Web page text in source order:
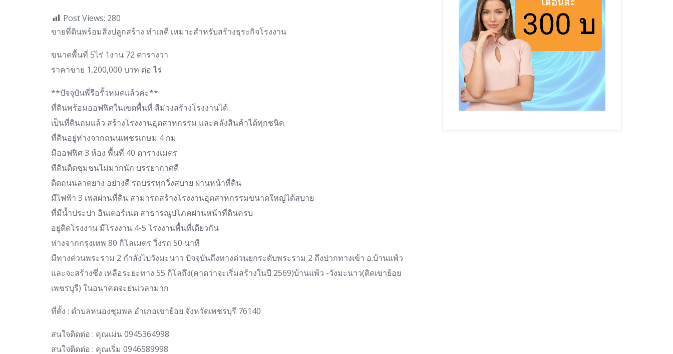
Post Views: 280
ขายที่ดินพร้อมสิ่งปลูกสร้าง ทำเลดี เหมาะสำหรับสร้างธุระกิจโรงงาน
ขนาดพื้นที่ 5ไร่ 1งาน 72 ตารางวา
ราคาขาย 1,200,000 บาท ต่อ ไร่
**ปัจจุบันพี่รือรั้วหมดแล้วค่ะ**
ที่ดินพร้อมออฟฟิศในเขตพื้นที่ สีม่วงสร้างโรงงานได้
เป็นที่ดินถมแล้ว สร้างโรงงานอุตสาหกรรม และคลังสินค้าได้ทุกชนิด
ที่ดินอยู่ห่างจากถนนเพชรเกษม 4 กม
มีออฟฟิศ 3 ห้อง พื้นที่ 40 ตารางเมตร
ทีดินติดชุมชนไม่มากนัก บรรยากาศดี
ติดถนนลาดยาง อย่างดี รถบรรทุกวิ่งสบาย ผ่านหน้าที่ดิน
มีไฟฟ้า 3 เฟสผ่านที่ดิน สามารถสร้างโรงงานอุตสาหกรรมขนาดใหญ่ได้สบาย
ที่มีน้ำประปา อินเตอร์เนต สาธารณูปโภคผ่านหน้าที่ดินครบ
อยู่ติดโรงงาน มีโรงงาน 4-5 โรงงานพื้นที่เดียวกัน
ห่างจากกรุงเทพ 80 กิโลเมตร วิ่งรถ 50 นาที
มีทางด่วนพระราม 2 กำลังไปวังมะนาว ปัจจุบันถึงทางด่วนยกระดับพระราม 2 ถึงปากทางเข้า อ.บ้านแพ้ว
และจะสร้างซึ่ง เหลือระยะทาง 55 กิโลถึง(คาดว่าจะเริ่มสร้างในปี 2569)บ้านแพ้ว -วังมะนาว(ติดเขาย้อย
เพชรบุรี) ในอนาคตจะย่นเวลามาก
ที่ตั้ง : ตำบลหนองชุมพล อำเภอเขาย้อย จังหวัดเพชรบุรี 76140
สนใจติดต่อ : คุณเม่น 0945364998
สนใจติดต่อ : คุณเริ่ม 0946589998